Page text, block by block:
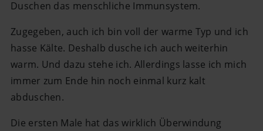
Duschen das menschliche Immunsystem.
Zugegeben, auch ich bin voll der warme Typ und ich
hasse Kälte. Deshalb dusche ich auch weiterhin
warm. Und dazu stehe ich. Allerdings lasse ich mich
immer zum Ende hin noch einmal kurz kalt
abduschen.
Die ersten Male hat das wirklich Überwindung